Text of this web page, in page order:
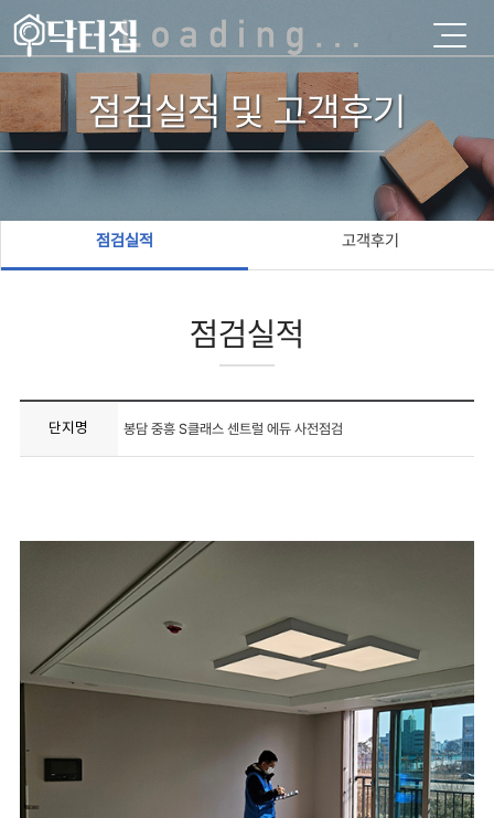
점검실적 및 고객후기
점검실적 고객후기
점검실적
단지명 봉담 중흥 S클래스 센트럴 에듀 사전점검